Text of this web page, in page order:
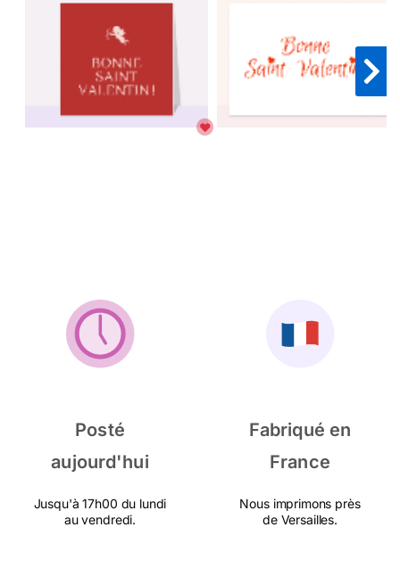
Posté
aujourd'hui
Jusqu'à 17h00 du lundi
au vendredi.
Fabriqué en
France
Nous imprimons près
de Versailles.